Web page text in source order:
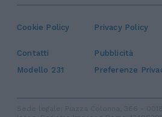
Cookie Policy Privacy Policy
Contatti Pubblicità
Modello 231
Preferenze